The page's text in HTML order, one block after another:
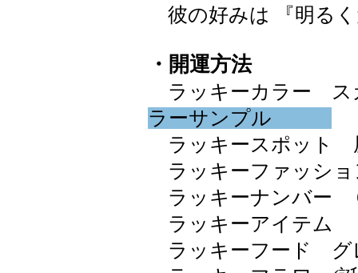
彼の好みは 『明る
・開運方法
ラッキーカラー ス
ラーサンプル
ラッキースポット
ラッキーファッシ
ラッキーナンバー
ラッキーアイテム
ラッキーフード グ